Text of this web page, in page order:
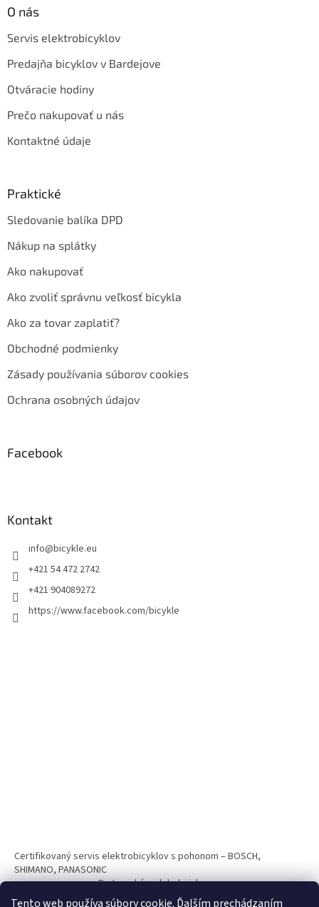
Tento web používa súbory cookie. Ďalším prechádzaním
O nás
Servis elektrobicyklov
Predajňa bicyklov v Bardejove
Otváracie hodiny
Prečo nakupovať u nás
Kontaktné údaje
Praktické
Sledovanie balíka DPD
Nákup na splátky
Ako nakupovať
Ako zvoliť správnu veľkosť bicykla
Ako za tovar zaplatiť?
Obchodné podmienky
Zásady používania súborov cookies
Ochrana osobných údajov
Facebook
Kontakt
info@bicykle.eu
+421 54 472 2742
+421 904089272
https://www.facebook.com/bicykle
Certifikovaný servis elektrobicyklov s pohonom – BOSCH,
SHIMANO, PANASONIC
Partnerský web hokejshop.eu